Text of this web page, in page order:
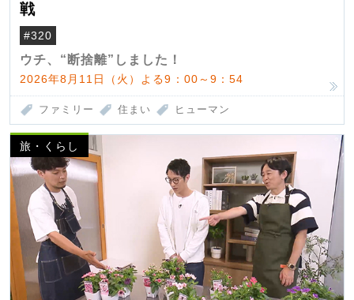
戦
#320
ウチ、“断捨離”しました！
2026年8月11日（火）よる9：00～9：54
ファミリー 住まい ヒューマン
旅・くらし